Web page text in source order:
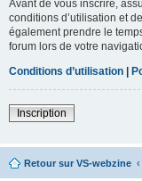
Avant de vous inscrire,
conditions d’utilisation et
également prendre le
forum lors de votre
Conditions d’utilisation |
Inscription
Retour sur VS-webzine